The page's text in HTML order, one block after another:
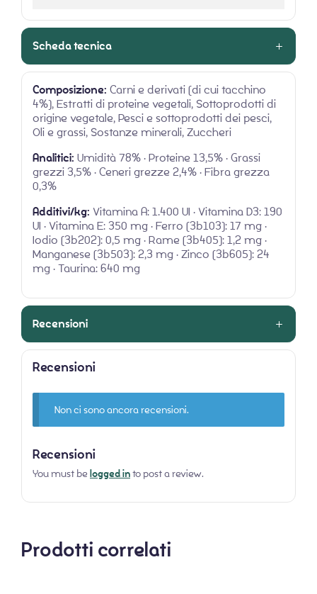
Scheda tecnica
Composizione: Carni e derivati (di cui tacchino
4%), Estratti di proteine vegetali, Sottoprodotti di
origine vegetale, Pesci e sottoprodotti dei pesci,
Oli e grassi, Sostanze minerali, Zuccheri
Analitici: Umidità 78% · Proteine 13,5% · Grassi
grezzi 3,5% · Ceneri grezze 2,4% · Fibra grezza
0,3%
Additivi/kg: Vitamina A: 1.400 UI · Vitamina D3: 190
UI · Vitamina E: 350 mg · Ferro (3b103): 17 mg ·
Iodio (3b202): 0,5 mg · Rame (3b405): 1,2 mg ·
Manganese (3b503): 2,3 mg · Zinco (3b605): 24
mg · Taurina: 640 mg
Recensioni
Recensioni
Non ci sono ancora recensioni.
Recensioni
You must be logged into post a review.
Prodotti correlati